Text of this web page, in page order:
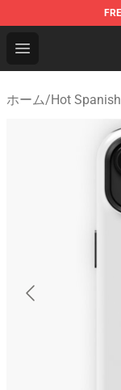
Open menu
Hot Spanish
ホーム/Hot